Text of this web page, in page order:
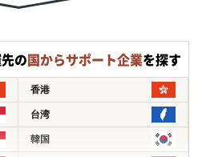
トナー発掘、現地拠点/オペレ
営業/顧客獲得、現地事業マネ
支援
中小/スタートアップ企業ま
な海外進出ニーズに応じたソ
の国からサポート企業を探す
香港
台湾
韓国